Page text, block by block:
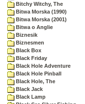
Bitchy Witchy, The
Bitwa Morska (1990)
Bitwa Morska (2001)
Bitwa o Anglie
Biznesik
Biznesmen
Black Box
Black Friday
Black Hole Adventure
Black Hole Pinball
Black Hole, The
Black Jack
Black Lamp